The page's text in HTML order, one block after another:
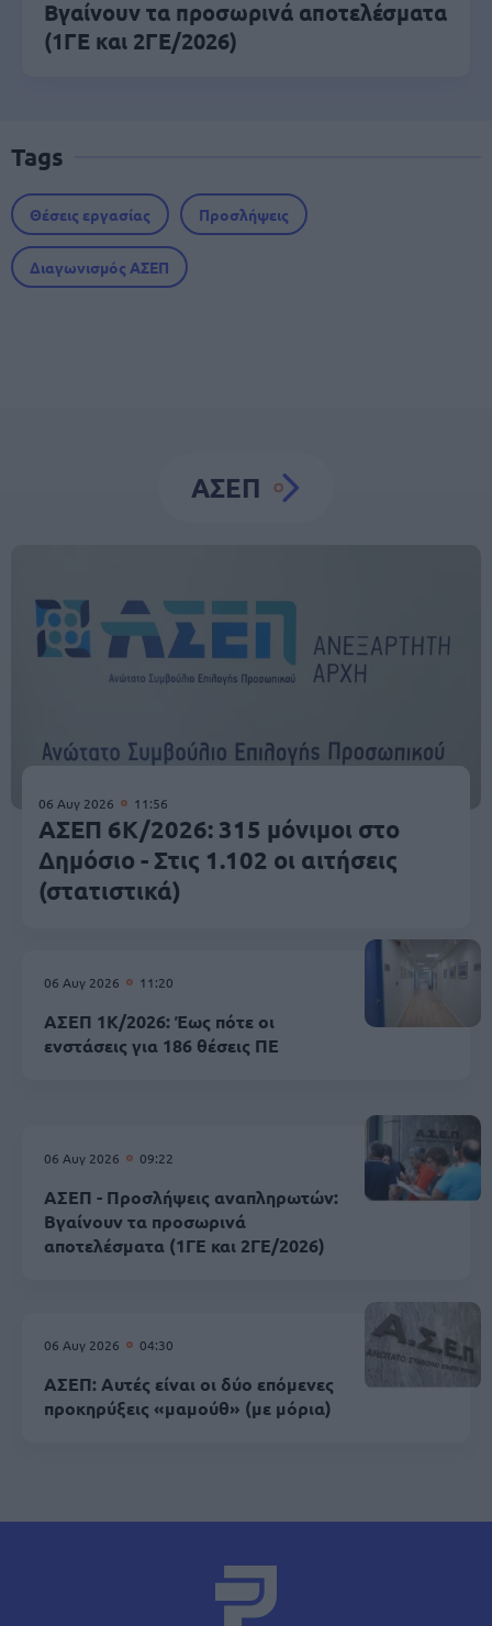
Βγαίνουν τα προσωρινά αποτελέσματα
(1ΓΕ και 2ΓΕ/2026)
Tags
Θέσεις εργασίας Προσλήψεις
Διαγωνισμός ΑΣΕΠ
ΑΣΕΠ
06 Αυγ 2026 11:56
ΑΣΕΠ 6Κ/2026: 315 μόνιμοι στο
Δημόσιο - Στις 1.102 οι αιτήσεις
(στατιστικά)
06 Αυγ 2026 11:20
ΑΣΕΠ 1Κ/2026: Έως πότε οι
ενστάσεις για 186 θέσεις ΠΕ
06 Αυγ 2026 09:22
ΑΣΕΠ - Προσλήψεις αναπληρωτών:
Βγαίνουν τα προσωρινά
αποτελέσματα (1ΓΕ και 2ΓΕ/2026)
06 Αυγ 2026 04:30
ΑΣΕΠ: Αυτές είναι οι δύο επόμενες
προκηρύξεις «μαμούθ» (με μόρια)